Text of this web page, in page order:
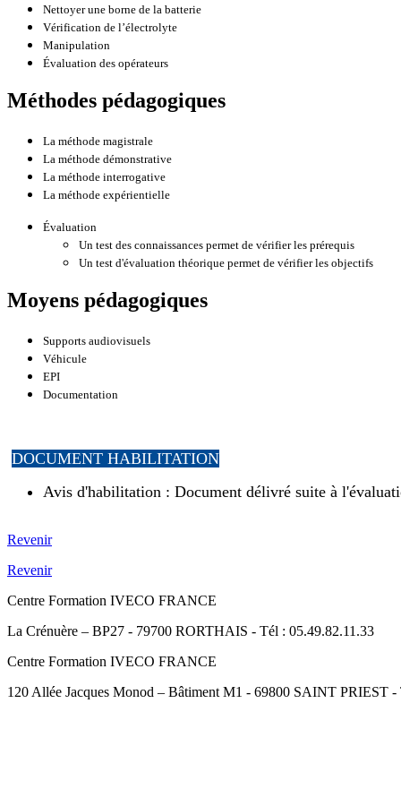
Nettoyer une borne de la batterie
Vérification de l’électrolyte
Manipulation
Évaluation des opérateurs
Méthodes pédagogiques
La méthode magistrale
La méthode démonstrative
La méthode interrogative
La méthode expérientielle
Évaluation
Un test des connaissances permet de vérifier les prérequis
Un test d'évaluation théorique permet de vérifier les objectifs
Moyens pédagogiques
Supports audiovisuels
Véhicule
EPI
Documentation
DOCUMENT HABILITATION
Avis d'habilitation : Document délivré suite à
Revenir
Revenir
Centre Formation IVECO FRANCE
La Crénuère – BP27 - 79700 RORTHAIS - Tél : 05.49.82.11.33
Centre Formation IVECO FRANCE
120 Allée Jacques Monod – Bâtiment M1 - 69800 SAINT PRIEST